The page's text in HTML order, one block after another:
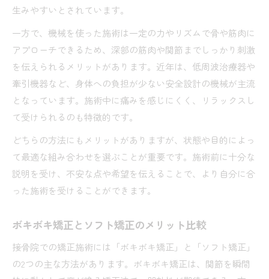
生みやすいとされています。
一方で、機械を使った施術は一定の力やリズムで骨や筋肉に
アプローチできるため、深部の筋肉や関節までしっかり刺激
を伝えられるメリットがあります。近年は、低周波治療器や
牽引機器など、身体への負担が少ない安全設計の機械が主流
となっています。施術中に痛みを感じにくく、リラックスし
て受けられるのも特徴的です。
どちらの方法にもメリットがありますが、状態や目的によっ
て最適な組み合わせを選ぶことが重要です。施術前に十分な
説明を受け、不安な点や希望を伝えることで、より自分に合
った施術を受けることができます。
ボキボキ矯正とソフト矯正のメリット比較
接骨院での矯正施術には「ボキボキ矯正」と「ソフト矯正」
の2つの主な方法があります。ボキボキ矯正は、関節を瞬間